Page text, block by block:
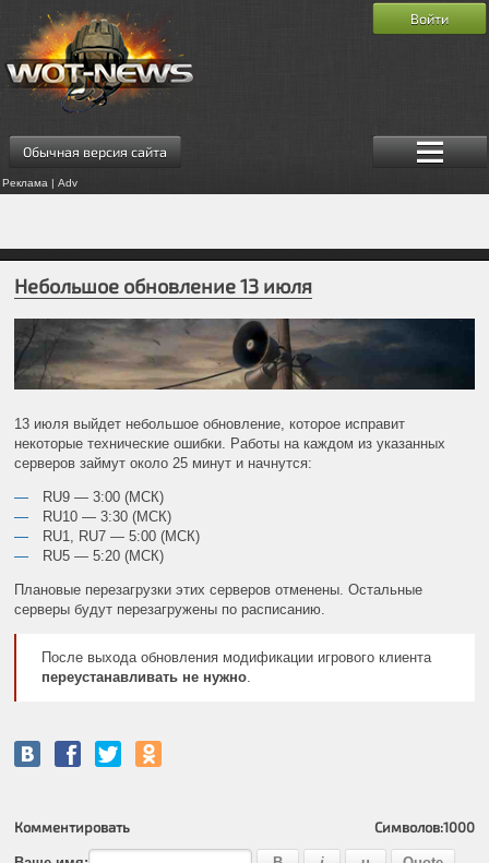
Обычная версия сайта
Реклама | Adv
Войти
Небольшое обновление 13 июля
13 июля выйдет небольшое обновление, которое исправит
некоторые технические ошибки. Работы на каждом из указанных
серверов займут около 25 минут и начнутся:
RU9 — 3:00 (МСК)
RU10 — 3:30 (МСК)
RU1, RU7 — 5:00 (МСК)
RU5 — 5:20 (МСК)
Плановые перезагрузки этих серверов отменены. Остальные
серверы будут перезагружены по расписанию.
После выхода обновления модификации игрового клиента
переустанавливать не нужно.
Комментировать Символов:1000